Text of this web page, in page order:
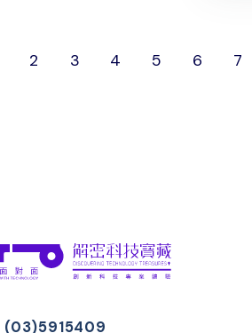
2 3 4 5 6 7
(03)5915409